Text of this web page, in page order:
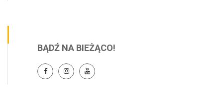
BĄDŹ NA BIEŻĄCO!